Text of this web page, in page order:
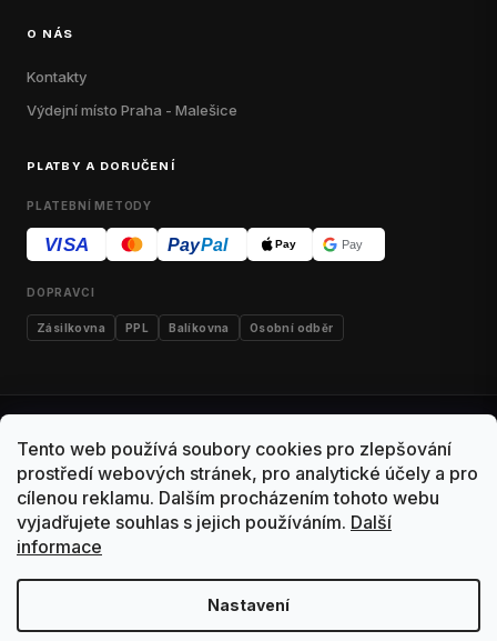
Tento web používá soubory cookies pro zlepšování
prostředí webových stránek, pro analytické účely a pro
cílenou reklamu. Dalším procházením tohoto webu
vyjadřujete souhlas s jejich používáním. Další
informace
Nastavení
O NÁS
Kontakty
Výdejní místo Praha - Malešice
PLATBY A DORUČENÍ
PLATEBNÍ METODY
VISA PayPal Pay Pay
DOPRAVCI
Zásilkovna PPL Balíkovna Osobní odběr
Výdejní místo MalešiceReklamaceVrácení zboží
Ochrana osobních údajů
Tato stránka používá cookies